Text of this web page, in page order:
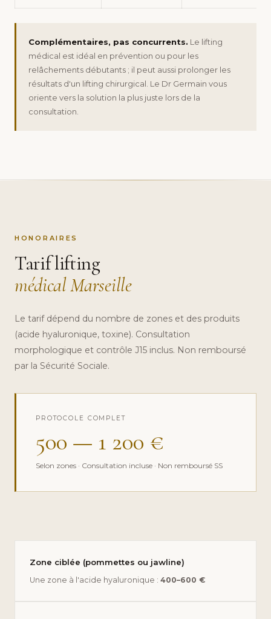
Complémentaires, pas concurrents. Le lifting
médical est idéal en prévention ou pour les
relâchements débutants ; il peut aussi prolonger les
résultats d'un lifting chirurgical. Le Dr Germain vous
oriente vers la solution la plus juste lors de la
consultation.
HONORAIRES
Tarif lifting
médical Marseille
Le tarif dépend du nombre de zones et des produits
(acide hyaluronique, toxine). Consultation
morphologique et contrôle J15 inclus. Non remboursé
par la Sécurité Sociale.
PROTOCOLE COMPLET
500 — 1 200 €
Selon zones · Consultation incluse · Non remboursé SS
Zone ciblée (pommettes ou jawline)
Une zone à l'acide hyaluronique : 400–600 €